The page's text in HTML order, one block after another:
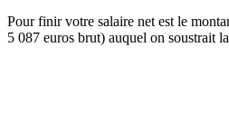
Pour finir votre salaire net est le
5 087 euros brut) auquel on soustrait